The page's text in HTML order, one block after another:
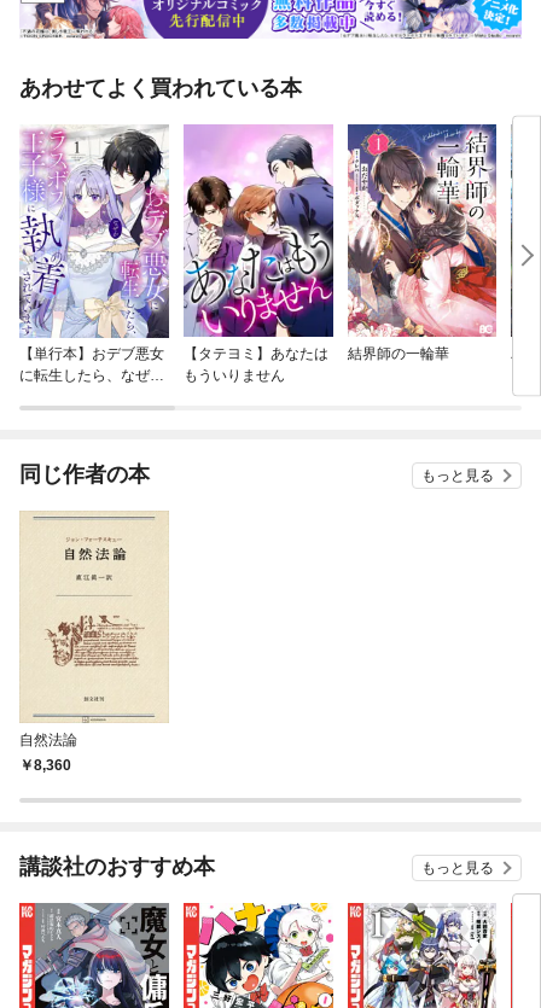
る。第四四章 ここでは、神法の目的と人定法の目的が問われ、それが示
される。第四五章 知性を通して活動する意思の目的は二つある。〔省
題において正義が裁判官として選ばれ、立てられる。第二章 王の娘の権
原第三章 王の娘が主張した最初のことに対する王の孫の返答第四章 王
およびユダの王国において、女達は決して継承権を有してはいなかった。
［省略］第七一章 慣習は、上位のものを知らない王国において女が継承
することを可能としない。訳者あとがき※この商品は紙の書籍のページを
画像にした電子書籍です。文字だけを拡大することはできませんので、タ
ブレットサイズの端末での閲読を推奨します。また、文字列のハイライト
や検索、辞書の参照、引用などの機能も使用できません。フォーテスキュ
ー，ジョン1394～1480年。イギリスの法学者、政治家。著書に、『イン
グランド法の礼賛について』、『イングランド王国の統治について』、
『自然法論』などがある。
あわせてよく買われている本
【単行本】おデブ悪女
に転生したら、なぜか
【タテヨミ】あなたは
もういりません
結界師の一輪華
バ
今
同じ作者の本 もっと見る
自然法論
8,360
講談社のおすすめ本 もっと見る